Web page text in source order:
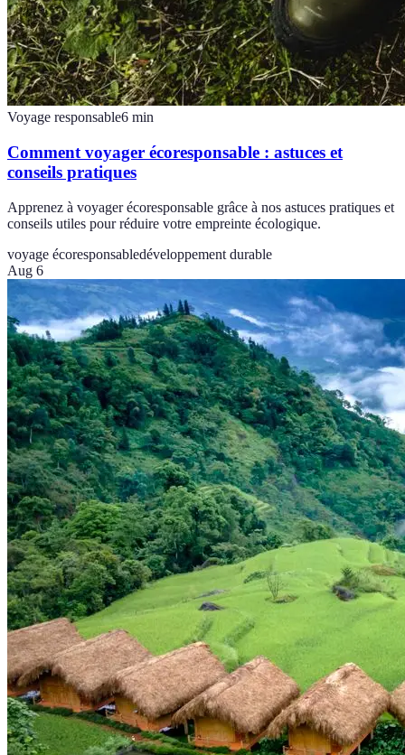
Voyage responsable6 min
Comment voyager écoresponsable : astuces et
conseils pratiques
Apprenez à voyager écoresponsable grâce à nos astuces pratiques et
conseils utiles pour réduire votre empreinte écologique.
voyage écoresponsabledéveloppement durable
Aug 6